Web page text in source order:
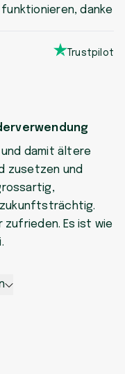
danke
Trustpilot
damit ältere
zusetzen und
zukunftsträchtig.
zufrieden. Es ist wie